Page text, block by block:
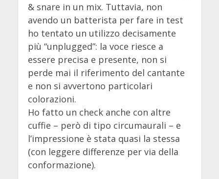
& snare in un mix. Tuttavia, non
avendo un batterista per fare in test
ho tentato un utilizzo decisamente
più “unplugged”: la voce riesce a
essere precisa e presente, non si
perde mai il riferimento del cantante
e non si avvertono particolari
colorazioni.
Ho fatto un check anche con altre
cuffie – però di tipo circumaurali – e
l’impressione è stata quasi la stessa
(con leggere differenze per via della
conformazione).